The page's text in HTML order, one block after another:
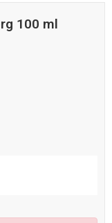
100 ml